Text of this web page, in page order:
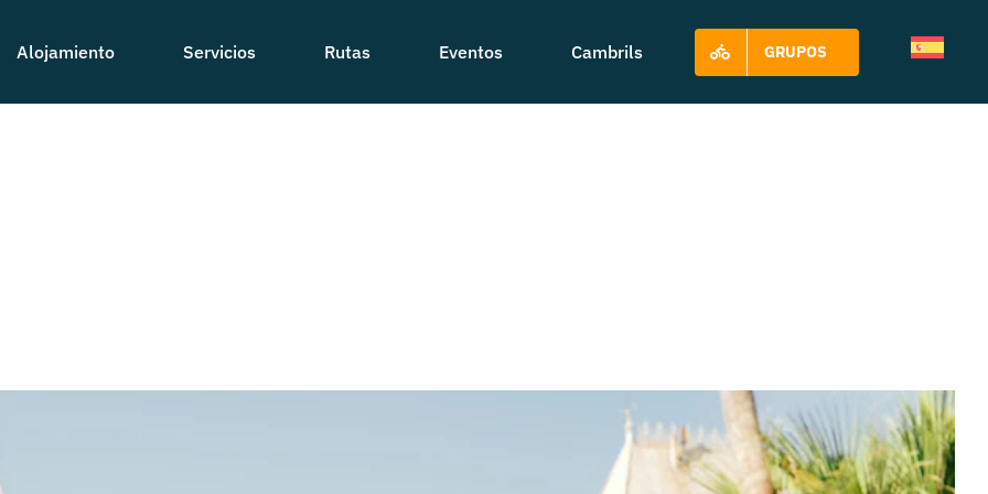
Alojamiento Servicios Rutas Eventos Cambrils GRUPOS